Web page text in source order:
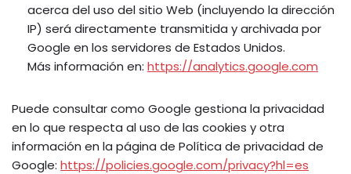
acerca del uso del sitio Web (incluyendo la dirección
IP) será directamente transmitida y archivada por
Google en los servidores de Estados Unidos.
Más información en: https://analytics.google.com
Puede consultar como Google gestiona la privacidad
en lo que respecta al uso de las cookies y otra
información en la página de Política de privacidad de
Google: https://policies.google.com/privacy?hl=es